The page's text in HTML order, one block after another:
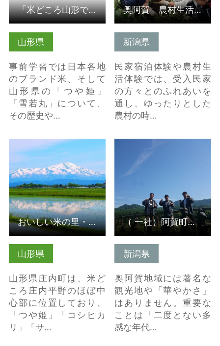
山形県
事前学習では日本各地
のブランド米、そして
山形県の「つや姫」
「雪若丸」について、
その歴史や…
「米どころ山形で生まれたブランド米「つや姫」「雪若丸」を研…
新潟県
民家宿泊体験や農村生
活体験では、受入民家
の方々とのふれあいを
通し、ゆったりとした
農村の時…
奥阿賀 農村生活体験・民泊体験＆探究学習（受入組織/新潟県）
山形県
山形県庄内町は、米ど
ころ庄内平野のほぼ中
心部に位置しており、
「つや姫」「コシヒカ
リ」「サ…
詳細はこちら
おいしい米の里・庄内町農山村体験（受入組織）
新潟県
奥阿賀地域には著名な
観光地や「華やかさ」
はありません。重要な
ことは「二度とない多
感な年代…
（ 一社）阿賀町観光協会（受入組織）